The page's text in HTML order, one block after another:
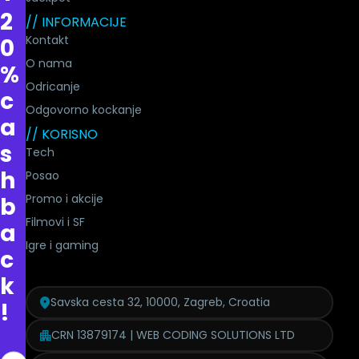
2
0
%
c
a
s
h
b
a
c
k
!
// INFORMACIJE
Kontakt
O nama
Odricanje
Odgovorno kockanje
// KORISNO
Tech
Posao
Promo i akcije
Filmovi i SF
Igre i gaming
Savska cesta 32, 10000, Zagreb, Croatia
CRN 13879174 | WEB CODING SOLUTIONS LTD